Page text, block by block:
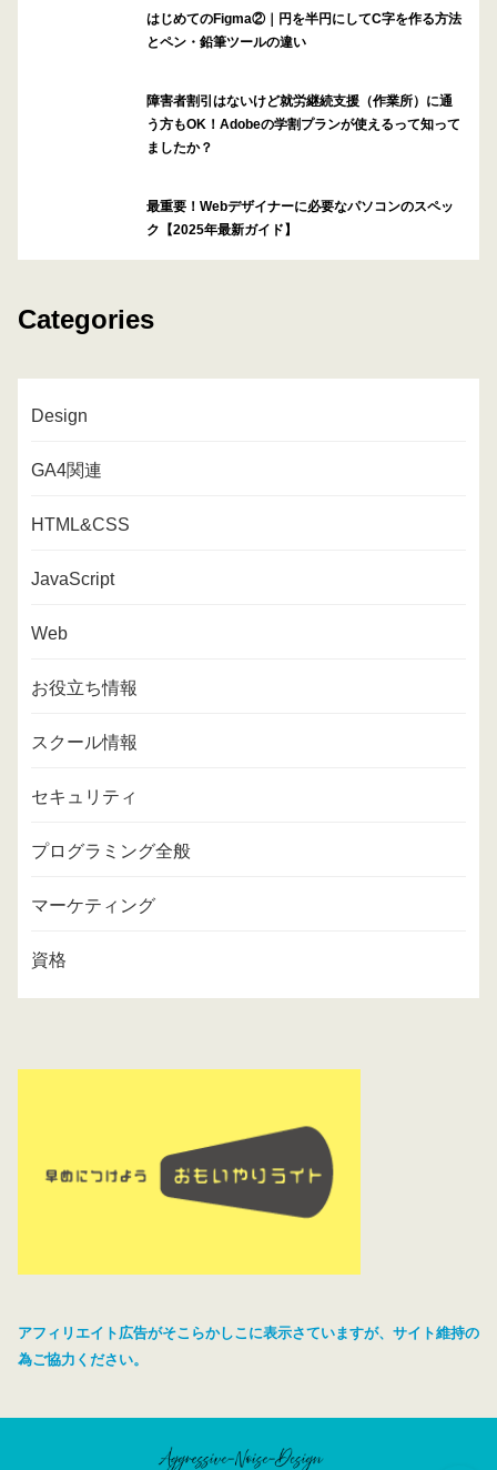
はじめてのFigma②｜円を半円にしてC字を作る方法
とペン・鉛筆ツールの違い
障害者割引はないけど就労継続支援（作業所）に通
う方もOK！Adobeの学割プランが使えるって知って
ましたか？
最重要！Webデザイナーに必要なパソコンのスペッ
ク【2025年最新ガイド】
Categories
Design
GA4関連
HTML&CSS
JavaScript
Web
お役立ち情報
スクール情報
セキュリティ
プログラミング全般
マーケティング
資格
アフィリエイト広告がそこらかしこに表示さていますが、サイト維持の
為ご協力ください。